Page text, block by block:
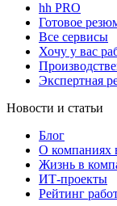
hh PRO
Готовое
Все сервисы
Хочу у вас
Экспертная
Новости и статьи
Блог
О компаниях
Жизнь в
ИТ-проекты
Рейтинг